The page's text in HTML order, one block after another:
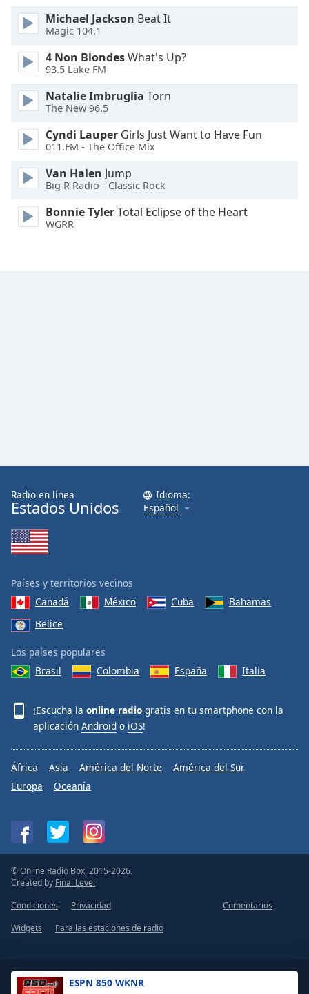
Edge
Family
Reset
Done
Close
Modal
Dialog
ESPN 850 WKNR
Michael Jackson Beat It
Magic 104.1
4 Non BlondesWhat's Up?
93.5 Lake FM
Natalie Imbruglia Torn
The New 96.5
Cyndi Lauper Girls Just Want to Have Fun
011.FM - The Office Mix
Van Halen Jump
Big R Radio - Classic Rock
Bonnie TylerTotal Eclipse of the Heart
WGRR
Radio en línea
Estados Unidos
Idioma:
Español
Países y territorios vecinos
Canadá
México Cuba
Bahamas
Belice
Los países populares
Brasil
Colombia España Italia
¡Escucha la online radio gratis en tu smartphone con la
aplicación Android o iOS!
África Asia América del Norte
América del Sur
Europa
Oceanía
© Online Radio Box, 2015-2026.
Created by Final Level
Condiciones
Privacidad
Comentarios
Widgets
Para las estaciones de radio